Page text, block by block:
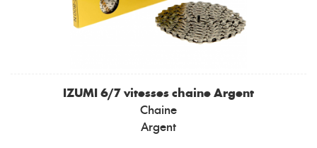
IZUMI 6/7 vitesses chaine Argent
Chaine
Argent